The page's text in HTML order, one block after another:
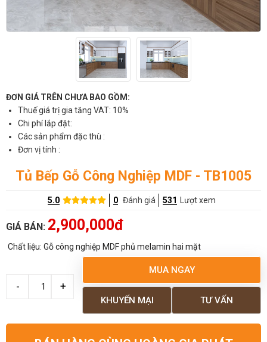
ĐƠN GIÁ TRÊN CHƯA BAO GỒM:
Thuế giá trị gia tăng VAT: 10%
Chi phí lắp đặt:
Các sản phẩm đặc thù :
Đơn vị tính :
Tủ Bếp Gỗ Công Nghiệp MDF - TB1005
5.0 0 Đánh giá 531 Lượt xem
GIÁ BÁN: 2,900,000đ
Chất liệu: Gỗ công nghiệp MDF phủ melamin hai mặt
MUA NGAY
TƯ VẤN
KHUYẾN MẠI